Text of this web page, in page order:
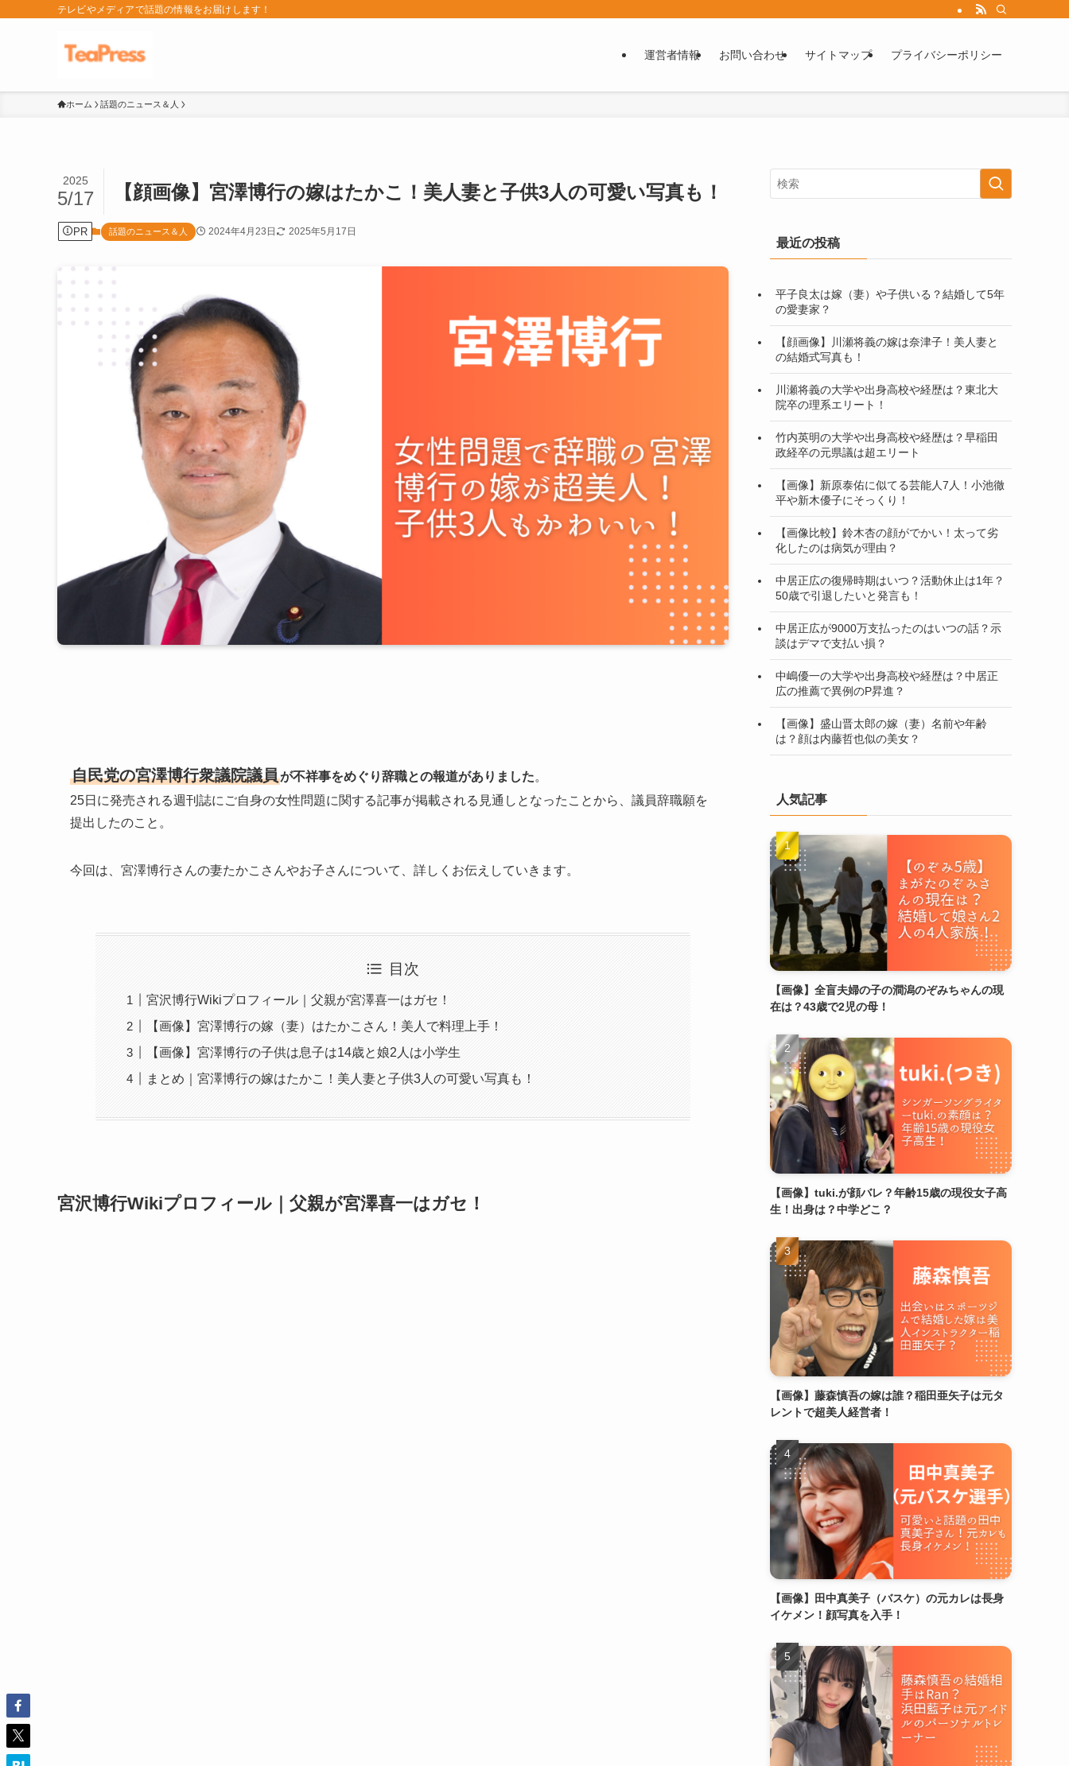
テレビやメディアで話題の情報をお届けします！
運営者情報 お問い合わせ サイトマップ プライバシーポリシー
ホーム 話題のニュース＆人
【顔画像】宮澤博行の嫁はたかこ！美人妻と子供3人の可愛い写真も！
2025
5/17
PR 話題のニュース＆人 2024年4月23日 2025年5月17日
自民党の宮澤博行衆議院議員が不祥事をめぐり辞職との報道がありました。
25日に発売される週刊誌にご自身の女性問題に関する記事が掲載される見通しとなったことから、議員辞職願を
提出したのこと。
今回は、宮澤博行さんの妻たかこさんやお子さんについて、詳しくお伝えしていきます。
目次
宮沢博行Wikiプロフィール｜父親が宮澤喜一はガセ！
【画像】宮澤博行の嫁（妻）はたかこさん！美人で料理上手！
【画像】宮澤博行の子供は息子は14歳と娘2人は小学生
まとめ｜宮澤博行の嫁はたかこ！美人妻と子供3人の可愛い写真も！
宮沢博行Wikiプロフィール｜父親が宮澤喜一はガセ！
最近の投稿
平子良太は嫁（妻）や子供いる？結婚して5年
の愛妻家？
【顔画像】川瀬将義の嫁は奈津子！美人妻と
の結婚式写真も！
川瀬将義の大学や出身高校や経歴は？東北大
院卒の理系エリート！
竹内英明の大学や出身高校や経歴は？早稲田
政経卒の元県議は超エリート
【画像】新原泰佑に似てる芸能人7人！小池徹
平や新木優子にそっくり！
【画像比較】鈴木杏の顔がでかい！太って劣
化したのは病気が理由？
中居正広の復帰時期はいつ？活動休止は1年？
50歳で引退したいと発言も！
中居正広が9000万支払ったのはいつの話？示
談はデマで支払い損？
中嶋優一の大学や出身高校や経歴は？中居正
広の推薦で異例のP昇進？
【画像】盛山晋太郎の嫁（妻）名前や年齢
は？顔は内藤哲也似の美女？
人気記事
【画像】全盲夫婦の子の澗潟のぞみちゃんの現
在は？43歳で2児の母！
【画像】tuki.が顔バレ？年齢15歳の現役女子高
生！出身は？中学どこ？
【画像】藤森慎吾の嫁は誰？稲田亜矢子は元タ
レントで超美人経営者！
【画像】田中真美子（バスケ）の元カレは長身
イケメン！顔写真を入手！